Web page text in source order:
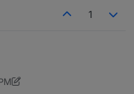
1
11:10 PM